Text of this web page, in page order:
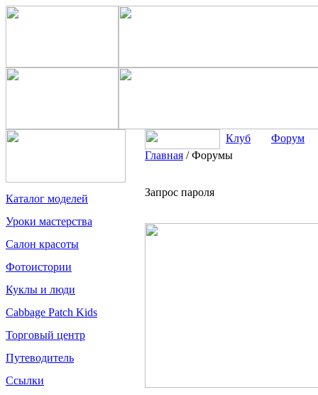
Каталог моделей
Уроки мастерства
Салон красоты
Фотоистории
Куклы и люди
Cabbage Patch Kids
Торговый центр
Путеводитель
Ссылки
Клуб
Форум
Главная /Форумы
Запрос пароля